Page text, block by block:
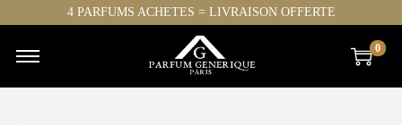
4 PARFUMS ACHETES = LIVRAISON OFFERTE
0